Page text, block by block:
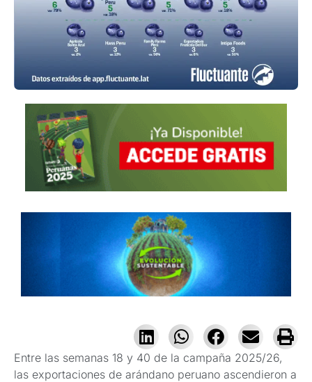
Entre las semanas 18 y 40 de la campaña 2025/26,
las exportaciones de arándano peruano ascendieron a